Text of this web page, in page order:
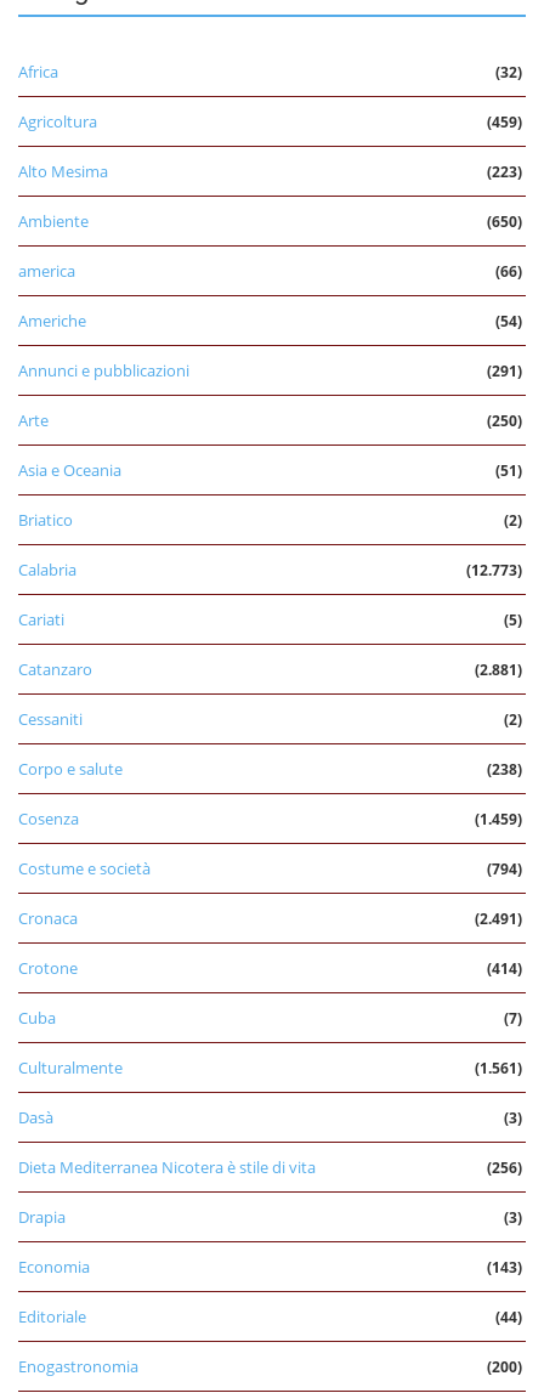
Africa (32)
Agricoltura (459)
Alto Mesima (223)
Ambiente (650)
america (66)
Americhe (54)
Annunci e pubblicazioni (291)
Arte (250)
Asia e Oceania (51)
Briatico (2)
Calabria (12.773)
Cariati (5)
Catanzaro (2.881)
Cessaniti (2)
Corpo e salute (238)
Cosenza (1.459)
Costume e società (794)
Cronaca (2.491)
Crotone (414)
Cuba (7)
Culturalmente (1.561)
Dasà (3)
Dieta Mediterranea Nicotera è stile di vita (256)
Drapia (3)
Economia (143)
Editoriale (44)
Enogastronomia (200)